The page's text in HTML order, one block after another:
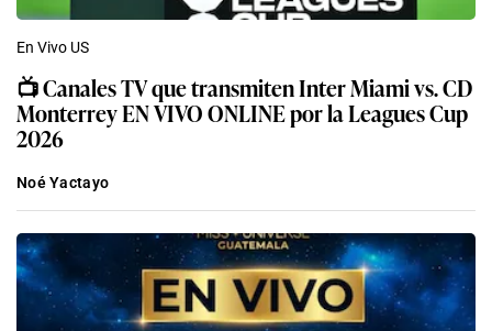
En Vivo US
📺 Canales TV que transmiten Inter Miami vs. CD
Monterrey EN VIVO ONLINE por la Leagues Cup
2026
Noé Yactayo